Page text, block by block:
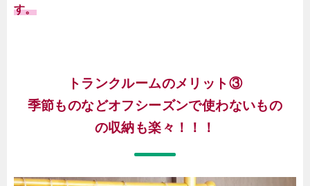
す。
トランクルームのメリット③
季節ものなどオフシーズンで使わないもの
の収納も楽々！！！